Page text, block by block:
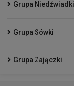
Grupa Niedźwiadki
Grupa Sówki
Grupa Zajączki